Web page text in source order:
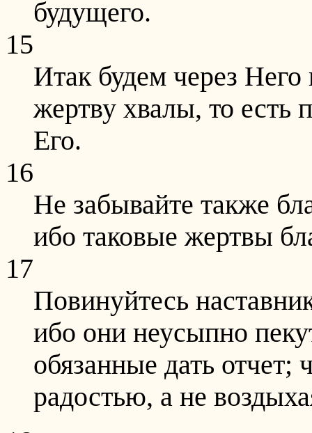
будущего.
15
Итак будем через
жертву хвалы, то есть
Его.
16
Не забывайте также
ибо таковые жертвы
17
Повинуйтесь
ибо они неусыпно
обязанные дать отчет;
радостью, а не